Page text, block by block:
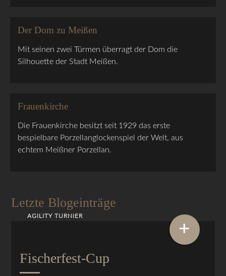
Der Dom zu Meißen
Mit seinen zwei Türmen überragt der Dom die
Silhouette der Stadt Meißen.
Frauenkirche
Die Frauenkirche besitzt seit 1929 das erste
bespielbare Porzellanglockenspiel der Welt, aus
echtem Meißner Porzellan.
Letzte Blogeinträge
AGILITY TURNIER
Fischerfest-Cup
+